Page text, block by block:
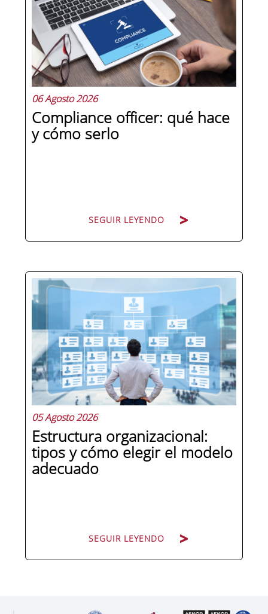
06 Agosto 2026
Compliance officer: qué hace
y cómo serlo
SEGUIR LEYENDO
Pocas figuras han ganado tanto peso
en la estructura corporativa española
en la última década como el
compliance officer. Desde que la
reforma del Código Penal extendió la
responsabilidad penal a las personas
jurídicas, las empresas de cualquier...
05 Agosto 2026
Estructura organizacional:
tipos y cómo elegir el modelo
adecuado
SEGUIR LEYENDO